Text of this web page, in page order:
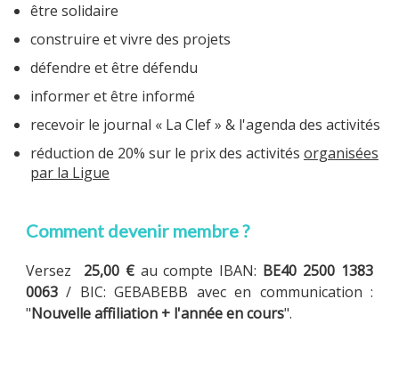
MULTIMÉDIA
LA LIGUE
être solidaire
construire et vivre des projets
défendre et être défendu
informer et être informé
recevoir le journal « La Clef » & l'agenda des activités
réduction de 20% sur le prix des activités organisées
par la Ligue
Comment devenir membre ?
Versez 25,00 €au compte IBAN: BE40 2500 1383
0063/ BIC: GEBABEBB avec en communication :
"Nouvelle affiliation + l'année en cours".